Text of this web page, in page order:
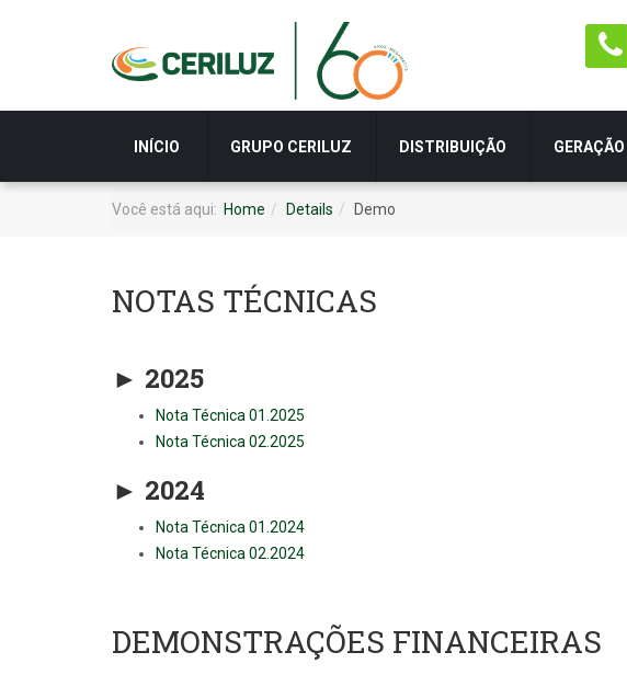
INÍCIO GRUPO CERILUZ DISTRIBUIÇÃO GERAÇÃO
Você está aqui: Home Details Demo
NOTAS TÉCNICAS
► 2025
Nota Técnica 01.2025
Nota Técnica 02.2025
► 2024
Nota Técnica 01.2024
Nota Técnica 02.2024
DEMONSTRAÇÕES FINANCEIRAS